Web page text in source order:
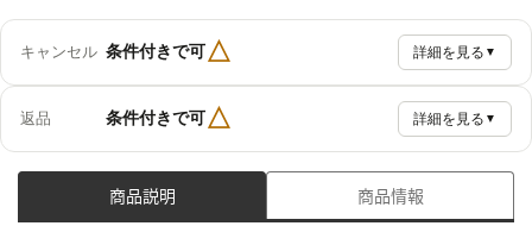
キャンセル 条件付きで可△ 詳細を見る ▼
返品 条件付きで可△ 詳細を見る ▼
商品説明 商品情報